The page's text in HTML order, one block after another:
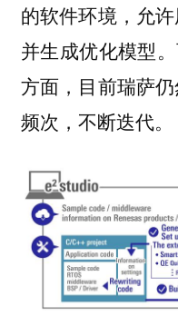
的软件环境，允
并生成优化模型
方面，目前瑞萨
频次，不断迭代。